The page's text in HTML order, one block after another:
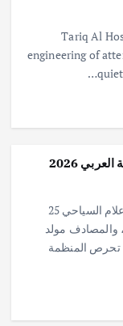
Tariq Al
engineering of
2026
محمود النشيط إعلامي بحريني متخصص في الإعلام السياحي 25
والمصادف مولد
تحرص المنظمة